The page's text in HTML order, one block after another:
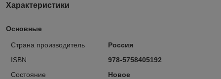
Характеристики
Основные
Страна производитель
Россия
ISBN
978-5758405192
Состояние
Новое